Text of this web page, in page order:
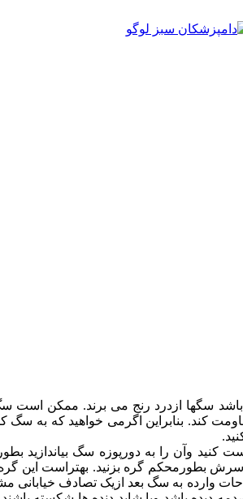
باشد سگها ازدرد رنج می برند. ممکن
کنید وآن را به دورپوزه سگ بیاندازید
بطورمحکم گره بزنید. بهتراست این
جراحات وارده به سگ بعد ازیک تصادف